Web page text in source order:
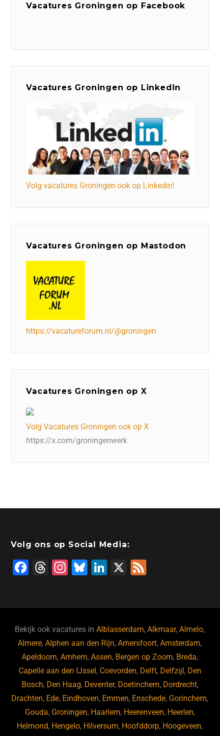
Vacatures Groningen op Facebook
Vacatures Groningen op LinkedIn
Volg vacatures Groningen ook op Linkedin!
Vacatures Groningen op Mastodon
https://vacatureforum.nl/@groningen
Vacatures Groningen op X
Volg Vacatures Groningen ook op X
https://x.com/groningenwerk
Volg ons op Social Media:
F
b
o
o
k
T
d
s
In
a
m
Bl
ky
Li
dI
n
X
Bekijk ook vacatures inAlblasserdam,Alkmaar,Almelo,
Almere,Alphen aan den Rijn,Amersfoort,Amsterdam,
Apeldoorn,Arnhem,Assen, Bergen op Zoom, Breda,
Capelle aan den IJssel, Coevorden, Delft, Delfzijl, Den
Bosch, Den Haag, Deventer, Doetinchem, Dordrecht,
Drachten, Ede, Eindhoven, Emmen, Enschede, Gorinchem,
Gouda, Groningen, Haarlem, Heerenveen, Heerlen,
Helmond, Hengelo, Hilversum, Hoofddorp, Hoogeveen,